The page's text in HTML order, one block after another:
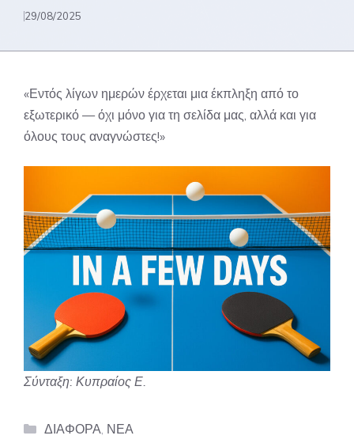
29/08/2025
«Εντός λίγων ημερών έρχεται μια έκπληξη από το
εξωτερικό — όχι μόνο για τη σελίδα μας, αλλά και για
όλους τους αναγνώστες!»
Σύνταξη: Κυπραίος Ε.
Categories
ΔΙΑΦΟΡΑ ΝΕΑ